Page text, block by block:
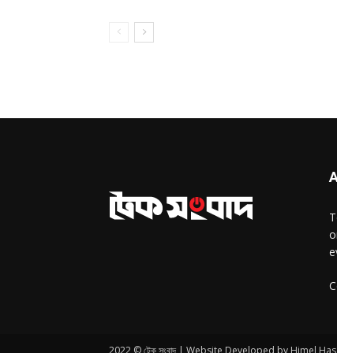
2022 © টেক সংবাদ | Website Developed by Himel